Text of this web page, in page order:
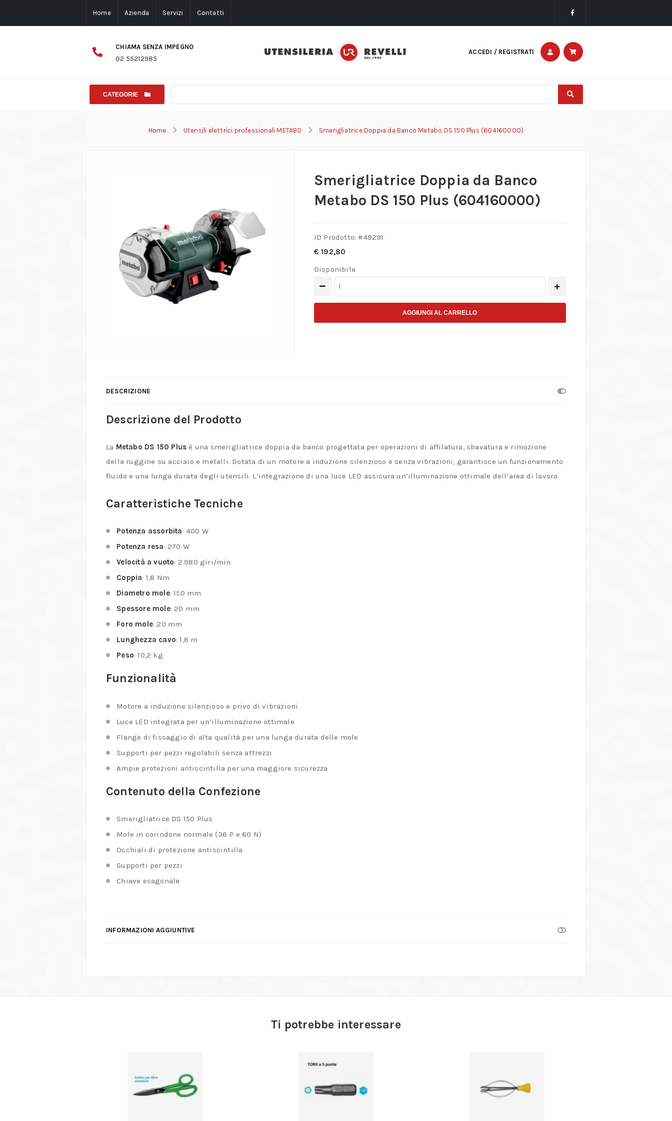
Home Azienda Servizi Contatti
CHIAMA SENZA IMPEGNO
02 55212985
ACCEDI / REGISTRATI
CATEGORIE
Home Utensili elettrici professionali METABO Smerigliatrice Doppia da Banco Metabo DS 150 Plus (604160000)
Smerigliatrice Doppia da Banco
Metabo DS 150 Plus (604160000)
ID Prodotto: #49291
€ 192,80
Disponibile
Smerigliatrice
Doppia
AGGIUNGI AL CARRELLO
DESCRIZIONE
Descrizione del Prodotto
La Metabo DS 150 Plus è una smerigliatrice doppia da banco progettata per operazioni di affilatura, sbavatura e rimozione
della ruggine su acciaio e metalli. Dotata di un motore a induzione silenzioso e senza vibrazioni, garantisce un funzionamento
fluido e una lunga durata degli utensili. L’integrazione di una luce LED assicura un’illuminazione ottimale dell’area di lavoro.
Caratteristiche Tecniche
Potenza assorbita:400 W
Potenza resa:270 W
Velocità a vuoto: 2.980 giri/min
Coppia: 1,8 Nm
Diametro mole:150 mm
Spessore mole:20 mm
Foro mole:20 mm
Lunghezza cavo:1,8 m
Peso:10,2 kg
Funzionalità
Motore a induzione silenzioso e privo di vibrazioni
Luce LED integrata per un’illuminazione ottimale
Flange di fissaggio di alta qualità per una lunga durata delle mole
Supporti per pezzi regolabili senza attrezzi
Ampie protezioni antiscintilla per una maggiore sicurezza
Contenuto della Confezione
Smerigliatrice DS 150 Plus
Mole in corindone normale (36 P e 60 N)
Occhiali di protezione antiscintilla
Supporti per pezzi
Chiave esagonale
INFORMAZIONI AGGIUNTIVE
Ti potrebbe interessare